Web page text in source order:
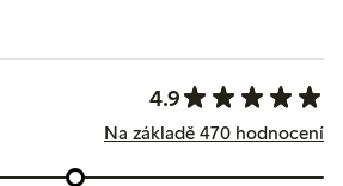
4.9
Na základě 470 hodnocení